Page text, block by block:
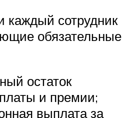
каждый сотрудник
обязательные
остаток
и премии;
выплата за